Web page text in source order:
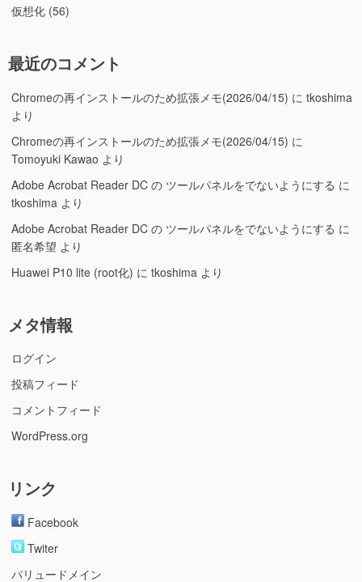
仮想化 (56)
最近のコメント
Chromeの再インストールのため拡張メモ(2026/04/15) に tkoshima
より
Chromeの再インストールのため拡張メモ(2026/04/15) に
Tomoyuki Kawao より
Adobe Acrobat Reader DC の ツールパネルをでないようにする に
tkoshima より
Adobe Acrobat Reader DC の ツールパネルをでないようにする に
匿名希望 より
Huawei P10 lite (root化) に tkoshima より
メタ情報
ログイン
投稿フィード
コメントフィード
WordPress.org
リンク
Facebook
Twiter
バリュードメイン